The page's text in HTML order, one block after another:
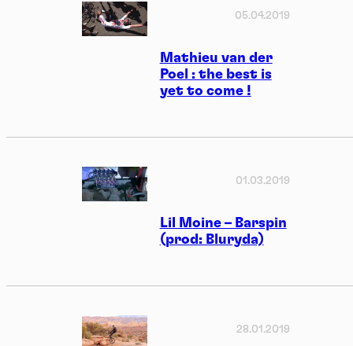
Mathieu van der
Poel : the best is
yet to come !
05.04.2019
Lil Moine – Barspin
(prod: Bluryda)
01.03.2019
28.01.2019